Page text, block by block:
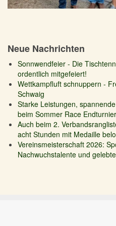
Neue Nachrichten
Sonnwendfeier - Die
ordentlich mitgefeiert!
Wettkampfluft schnuppern -
Schwaig
Starke Leistungen,
beim Sommer Race Endturnier
Auch beim 2.
acht Stunden mit Medaille
Vereinsmeisterschaft 2026:
Nachwuchstalente und